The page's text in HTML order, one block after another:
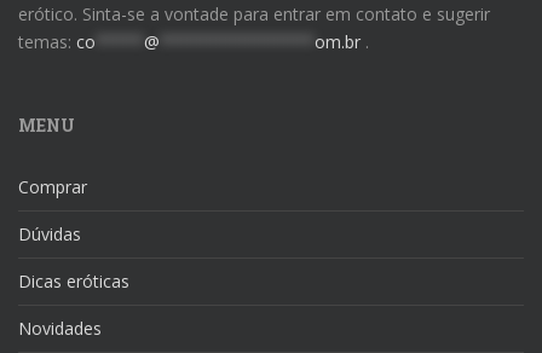
erótico. Sinta-se a vontade para entrar em contato e sugerir
temas: co @ om.br .
MENU
Comprar
Dúvidas
Dicas eróticas
Novidades